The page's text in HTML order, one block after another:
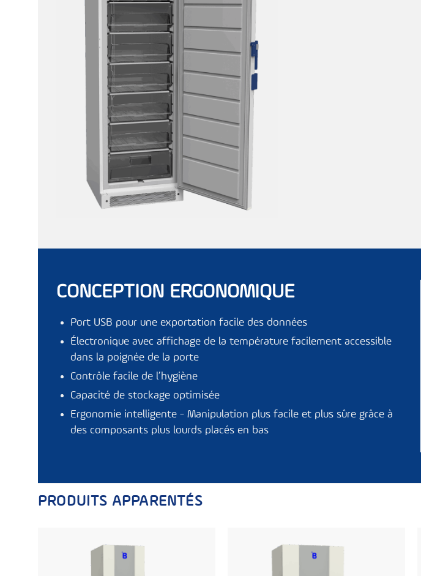
CONCEPTION ERGONOMIQUE
Port USB pour une exportation facile des données
Électronique avec affichage de la température facilement accessible
dans la poignée de la porte
Contrôle facile de l’hygiène
Capacité de stockage optimisée
Ergonomie intelligente - Manipulation plus facile et plus sûre grâce à
des composants plus lourds placés en bas
PRODUITS APPARENTÉS